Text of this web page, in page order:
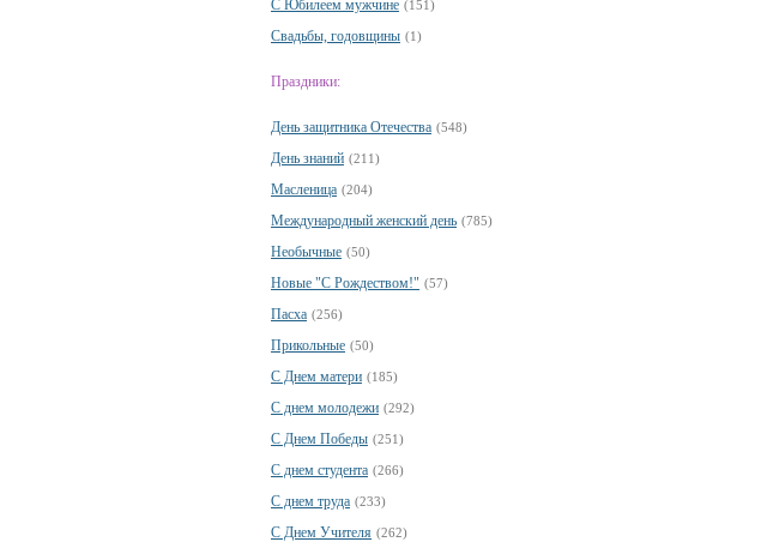
С Юбилеем мужчине (151)
Свадьбы, годовщины (1)
Праздники:
День защитника Отечества (548)
День знаний (211)
Масленица (204)
Международный женский день (785)
Необычные (50)
Новые "С Рождеством!" (57)
Пасха (256)
Прикольные (50)
С Днем матери (185)
С днем молодежи (292)
С Днем Победы (251)
С днем студента (266)
С днем труда (233)
С Днем Учителя (262)